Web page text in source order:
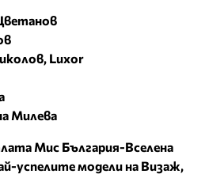
Luxor
Милева
Мис България-Вселена
успелите модели на Визаж,